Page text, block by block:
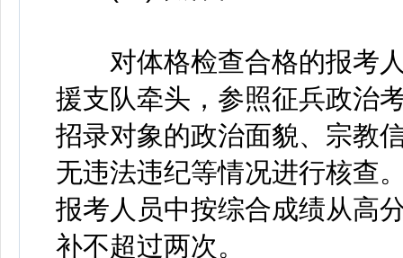
对体格检查合格的报考人
援支队牵头，参照征兵政治
招录对象的政治面貌、宗教
无违法违纪等情况进行核查
报考人员中按综合成绩从高
补不超过两次。